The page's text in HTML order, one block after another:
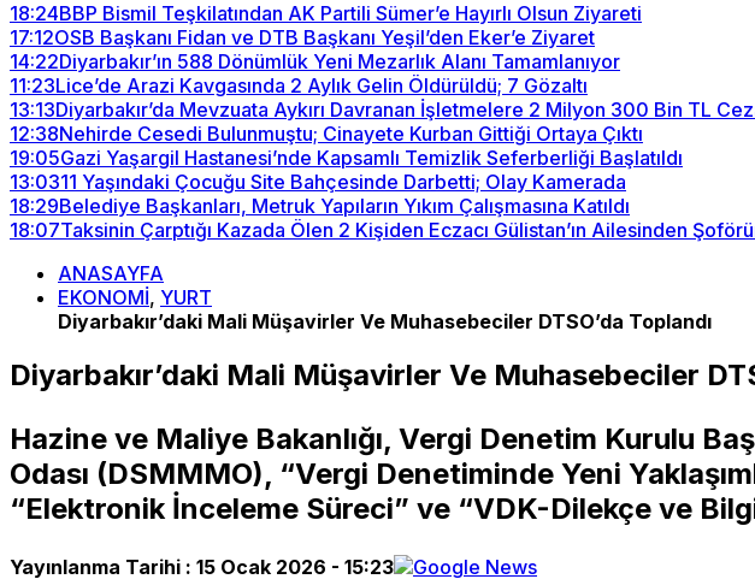
18:24BBP Bismil Teşkilatından AK Partili Sümer’e Hayırlı Olsun Ziyareti
17:12OSB Başkanı Fidan ve DTB Başkanı Yeşil’den Eker’e Ziyaret
14:22Diyarbakır’ın 588 Dönümlük Yeni Mezarlık Alanı Tamamlanıyor
11:23Lice’de Arazi Kavgasında 2 Aylık Gelin Öldürüldü; 7 Gözaltı
13:13Diyarbakır’da Mevzuata Aykırı Davranan İşletmelere 2 Milyon 300 Bin TL
12:38Nehirde Cesedi Bulunmuştu; Cinayete Kurban Gittiği Ortaya Çıktı
19:05Gazi Yaşargil Hastanesi’nde Kapsamlı Temizlik Seferberliği Başlatıldı
13:0311 Yaşındaki Çocuğu Site Bahçesinde Darbetti; Olay Kamerada
18:29Belediye Başkanları, Metruk Yapıların Yıkım Çalışmasına Katıldı
18:07Taksinin Çarptığı Kazada Ölen 2 Kişiden Eczacı Gülistan’ın Ailesinden
ANASAYFA
EKONOMİ, YURT
Diyarbakır’daki Mali Müşavirler Ve Muhasebeciler DTSO’da Toplandı
Diyarbakır’daki Mali Müşavirler Ve Muhasebeciler
Hazine ve Maliye Bakanlığı, Vergi Denetim Kurulu
Odası (DSMMMO), “Vergi Denetiminde Yeni
“Elektronik İnceleme Süreci” ve “VDK-Dilekçe ve
Yayınlanma Tarihi : 15 Ocak 2026 - 15:23